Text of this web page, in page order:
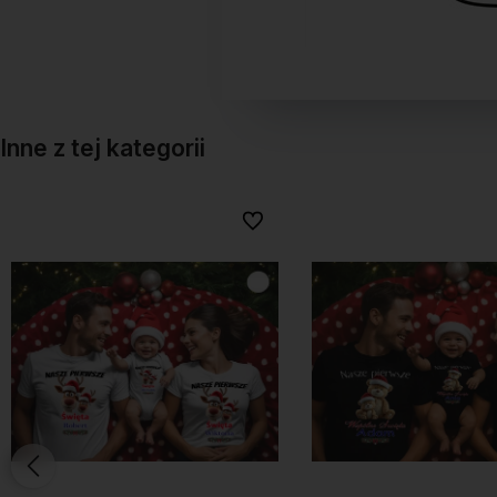
Inne z tej kategorii
Do ulubionych
Do ulubionych